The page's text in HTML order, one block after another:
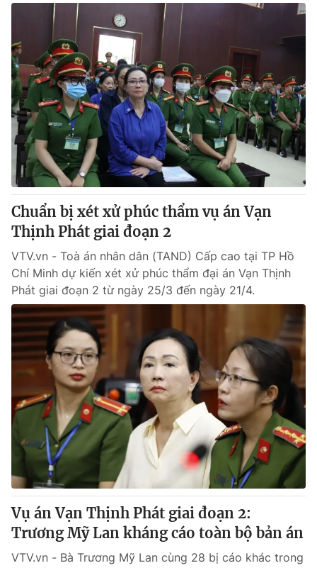
Chuẩn bị xét xử phúc thẩm vụ án Vạn
Thịnh Phát giai đoạn 2
VTV.vn - Toà án nhân dân (TAND) Cấp cao tại TP Hồ
Chí Minh dự kiến xét xử phúc thẩm đại án Vạn Thịnh
Phát giai đoạn 2 từ ngày 25/3 đến ngày 21/4.
Vụ án Vạn Thịnh Phát giai đoạn 2:
Trương Mỹ Lan kháng cáo toàn bộ bản án
VTV.vn - Bà Trương Mỹ Lan cùng 28 bị cáo khác trong